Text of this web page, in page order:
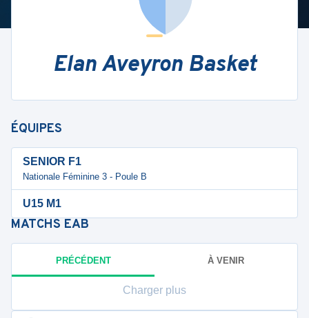
Elan Aveyron Basket
ÉQUIPES
SENIOR F1
Nationale Féminine 3 - Poule B
U15 M1
MATCHS EAB
PRÉCÉDENT À VENIR
Charger plus